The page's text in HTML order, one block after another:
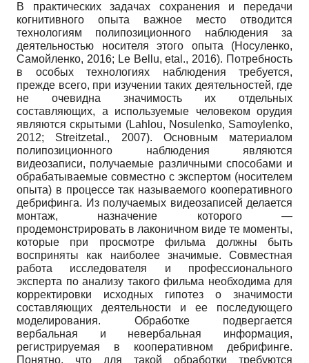
В практических задачах сохранения и передачи
когнитивного опыта важное место отводится
технологиям полипозиционного наблюдения за
деятельностью носителя этого опыта (Носуленко,
Самойленко, 2016; Le Bellu, etal., 2016). Потребность
в особых технологиях наблюдения требуется,
прежде всего, при изучении таких деятельностей, где
не очевидна значимость их отдельных
составляющих, а используемые человеком орудия
являются скрытыми (Lahlou, Nosulenko, Samoylenko,
2012; Streitzetal., 2007). Основным материалом
полипозиционного наблюдения являются
видеозаписи, получаемые различными способами и
обрабатываемые совместно с экспертом (носителем
опыта) в процессе так называемого кооперативного
дебрифинга. Из получаемых видеозаписей делается
монтаж, назначение которого —
продемонстрировать в лаконичном виде те моменты,
которые при просмотре фильма должны быть
восприняты как наиболее значимые. Совместная
работа исследователя и профессионального
эксперта по анализу такого фильма необходима для
корректировки исходных гипотез о значимости
составляющих деятельности и ее последующего
моделирования. Обработке подвергается
вербальная и невербальная информация,
регистрируемая в кооперативном дебрифинге.
Понятно, что для такой обработки требуются